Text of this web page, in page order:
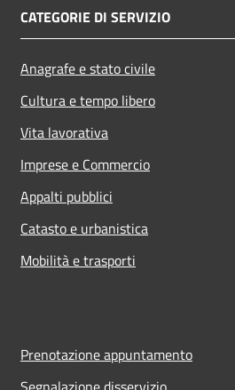
CATEGORIE DI SERVIZIO
Anagrafe e stato civile
Cultura e tempo libero
Vita lavorativa
Imprese e Commercio
Appalti pubblici
Catasto e urbanistica
Mobilità e trasporti
Prenotazione appuntamento